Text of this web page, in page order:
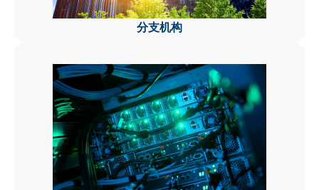
分支机构